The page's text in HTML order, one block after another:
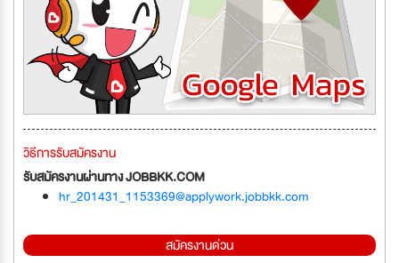
วิธีการรับสมัครงาน
รับสมัครงานผ่านทาง JOBBKK.COM
hr_201431_1153369@applywork.jobbkk.com
สมัครงานด่วน